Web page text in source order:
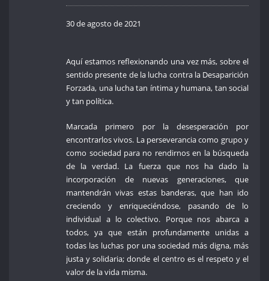
30 de agosto de 2021
Aquí estamos reflexionando una vez más, sobre el
sentido presente de la lucha contra la Desaparición
Forzada, una lucha tan íntima y humana, tan social
y tan política.
Marcada primero por la desesperación por
encontrarlos vivos. La perseverancia como grupo y
como sociedad para no rendirnos en la búsqueda
de la verdad. La fuerza que nos ha dado la
incorporación de nuevas generaciones, que
mantendrán vivas estas banderas, que han ido
creciendo y enriqueciéndose, pasando de lo
individual a lo colectivo. Porque nos abarca a
todos, ya que están profundamente unidas a
todas las luchas por una sociedad más digna, más
justa y solidaria; donde el centro es el respeto y el
valor de la vida misma.